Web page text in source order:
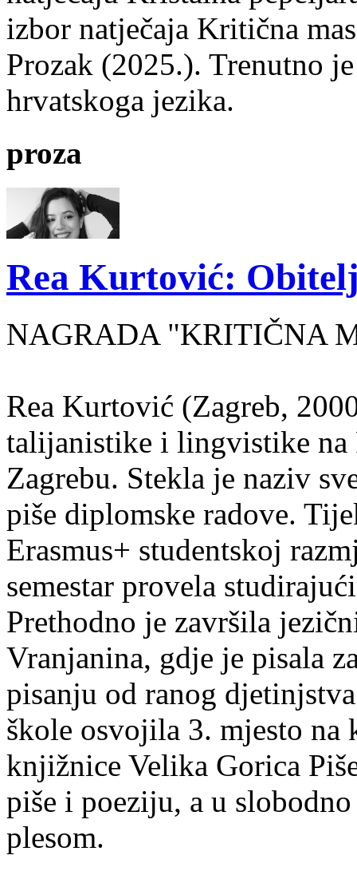
izbor natječaja Kritična
Prozak (2025.). Trenutno
hrvatskoga jezika.
proza
Rea Kurtović:
NAGRADA "KRITIČNA
Rea Kurtović (Zagreb,
talijanistike i lingvistike
Zagrebu. Stekla je naziv
piše diplomske radove.
Erasmus+ studentskoj
semestar provela
Prethodno je završila
Vranjanina, gdje je pisala
pisanju od ranog
škole osvojila 3. mjesto na
knjižnice Velika Gorica
piše i poeziju, a u
plesom.